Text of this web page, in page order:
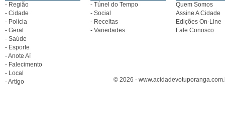
- Região
- Cidade
- Polícia
- Geral
- Saúde
- Esporte
- Anote Aí
- Falecimento
- Local
- Artigo
- Túnel do Tempo
- Social
- Receitas
- Variedades
Quem Somos
Assine A Cidade
Edições On-Line
Fale Conosco
© 2026 -